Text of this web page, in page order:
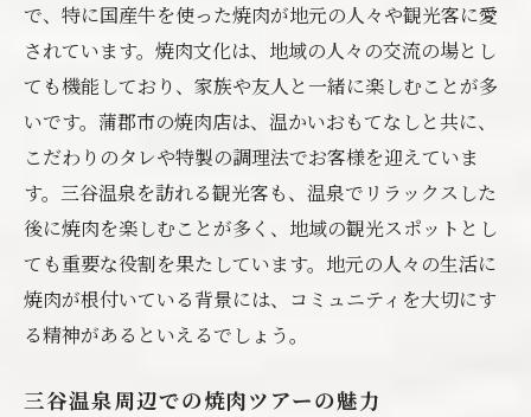
で、特に国産牛を使った焼肉が地元の人々や観光客に愛
されています。焼肉文化は、地域の人々の交流の場とし
ても機能しており、家族や友人と一緒に楽しむことが多
いです。蒲郡市の焼肉店は、温かいおもてなしと共に、
こだわりのタレや特製の調理法でお客様を迎えていま
す。三谷温泉を訪れる観光客も、温泉でリラックスした
後に焼肉を楽しむことが多く、地域の観光スポットとし
ても重要な役割を果たしています。地元の人々の生活に
焼肉が根付いている背景には、コミュニティを大切にす
る精神があるといえるでしょう。
三谷温泉周辺での焼肉ツアーの魅力